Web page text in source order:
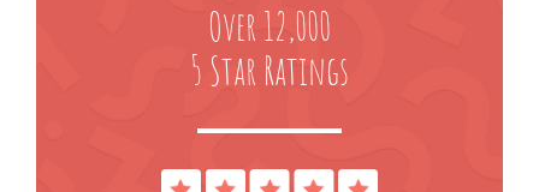
Over 12,000
5 Star Ratings